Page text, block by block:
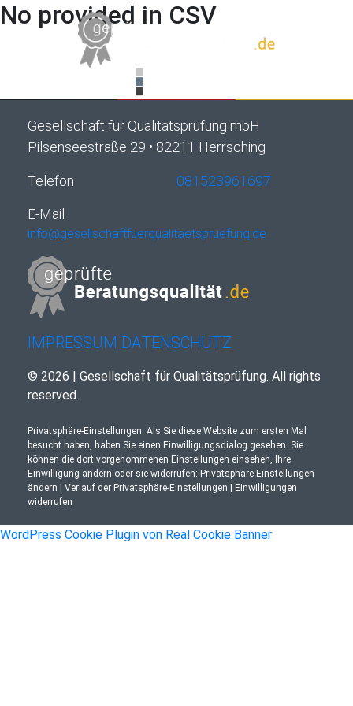
No provided in CSV
Gesellschaft für Qualitätsprüfung mbH
Pilsenseestraße 29 • 82211 Herrsching
Telefon
081523961697
E-Mail
info@gesellschaftfuerqualitaetspruefung.de
IMPRESSUM DATENSCHUTZ
© 2026 | Gesellschaft für Qualitätsprüfung. All rights
reserved.
Privatsphäre-Einstellungen: Als Sie diese Website zum ersten Mal
besucht haben, haben Sie einen Einwilligungsdialog gesehen. Sie
können die dort vorgenommenen Einstellungen einsehen, Ihre
Einwilligung ändern oder sie widerrufen: Privatsphäre-Einstellungen
ändern
Verlauf der Privatsphäre-Einstellungen
Einwilligungen
widerrufen
WordPress Cookie Plugin von Real Cookie Banner